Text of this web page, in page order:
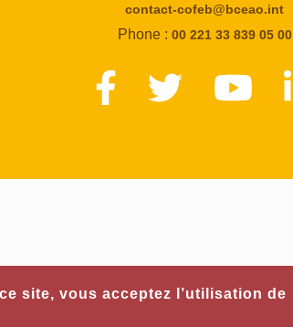
contact-cofeb@bceao.int
Phone : 00 221 33 839 05 00
site, vous acceptez l’utilisation de